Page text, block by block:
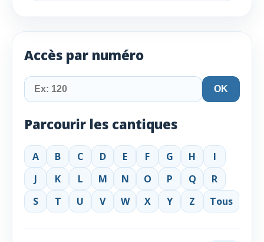
Accès par numéro
OK
Parcourir les cantiques
A B C D E F G H
I
J
K L M N O P Q
R
S
T U V W X Y Z Tous